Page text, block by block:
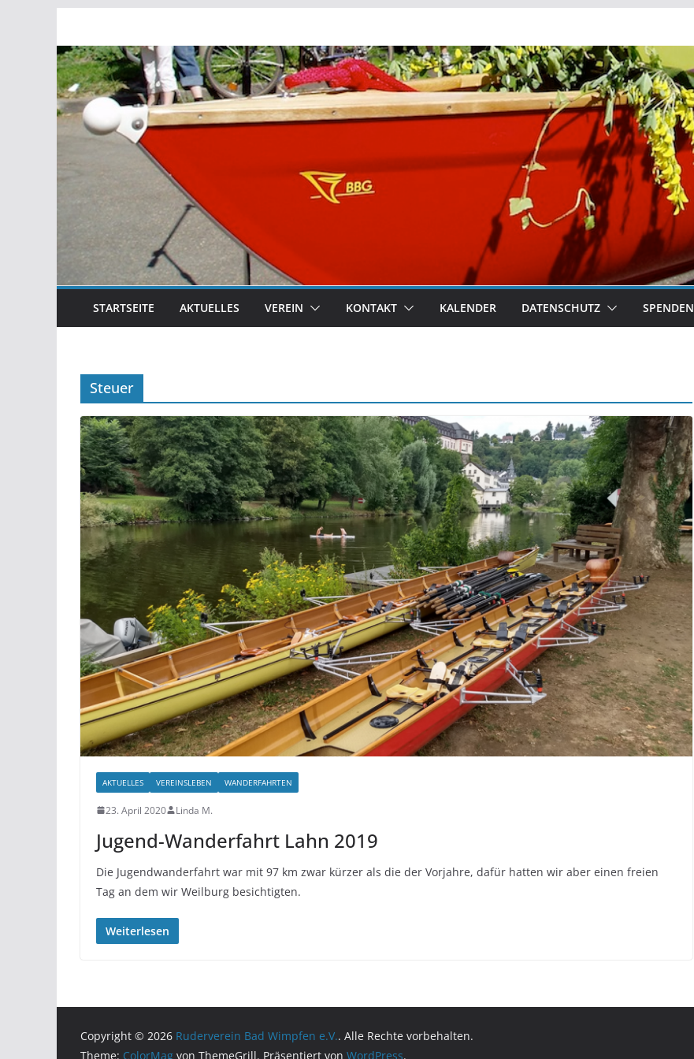
springen
STARTSEITE AKTUELLES VEREIN KONTAKT KALENDER DATENSCHUTZ SPENDEN
Steuer
AKTUELLES VEREINSLEBEN WANDERFAHRTEN
23. April 2020 Linda M.
Jugend-Wanderfahrt Lahn 2019
Die Jugendwanderfahrt war mit 97 km zwar kürzer als die der Vorjahre, dafür hatten wir aber einen freien
Tag an dem wir Weilburg besichtigten.
Weiterlesen
Copyright © 2026 Ruderverein Bad Wimpfen e.V.. Alle Rechte vorbehalten.
Theme: ColorMag von ThemeGrill. Präsentiert von WordPress.